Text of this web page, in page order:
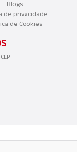
Blogs
de privacidade
de Cookies